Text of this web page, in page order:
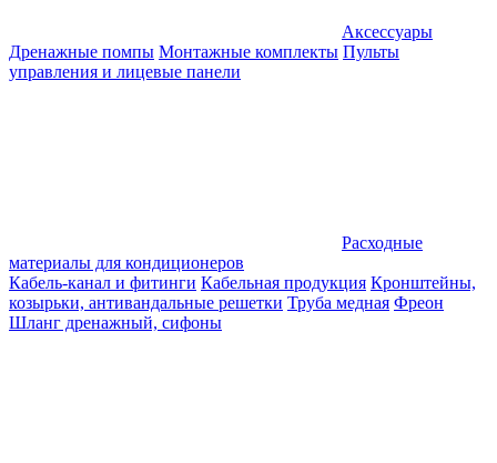
Аксессуары
Дренажные помпы Монтажные комплекты Пульты
управления и лицевые панели
Расходные
материалы для кондиционеров
Кабель-канал и фитинги Кабельная продукция Кронштейны,
козырьки, антивандальные решетки Труба медная Фреон
Шланг дренажный, сифоны